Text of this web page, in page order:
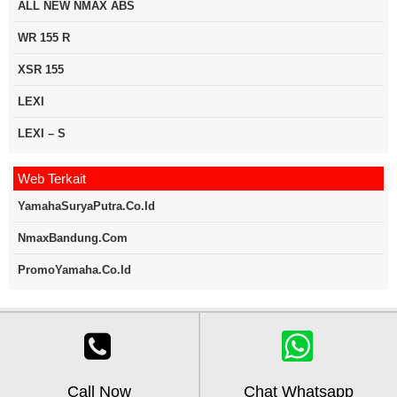
ALL NEW NMAX ABS
WR 155 R
XSR 155
LEXI
LEXI – S
Web Terkait
YamahaSuryaPutra.co.id
NmaxBandung.com
PromoYamaha.co.id
Call Now Chat Whatsapp
Copyright © 2020 | Developed by :PT. LTM